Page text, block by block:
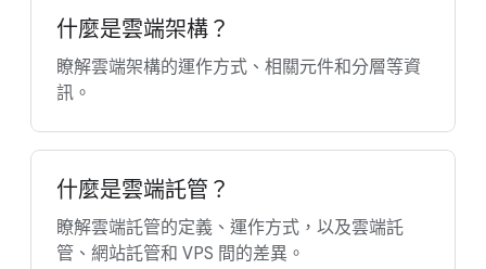
什麼是雲端架構？
瞭解雲端架構的運作方式、相關元件和分層等資
訊。
什麼是雲端託管？
瞭解雲端託管的定義、運作方式，以及雲端託
管、網站託管和 VPS 間的差異。